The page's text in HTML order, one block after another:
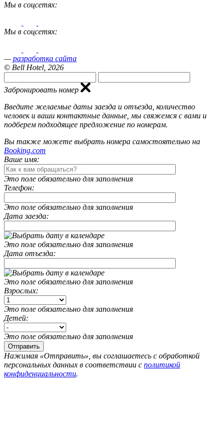
Мы в соцсетях:
Мы в соцсетях:
—разработка сайта
© Bell Hotel, 2026
Забронировать номер
Введите желаемые даты заезда и отъезда, количество
человек и ваши контактные данные, мы свяжемся с вами и
подберем подходящее предложение по номерам.
Вы также можете выбрать номера самостоятельно на
Booking.com
Ваше имя:
Это поле обязательно для заполнения
Телефон:
Это поле обязательно для заполнения
Дата заезда:
Это поле обязательно для заполнения
Дата отъезда:
Это поле обязательно для заполнения
Взрослых:
Это поле обязательно для заполнения
Детей:
Это поле обязательно для заполнения
Нажимая «Отправить», вы соглашаетесь с обработкой
персональных данных в соответствии с политикой
конфиденциальности.